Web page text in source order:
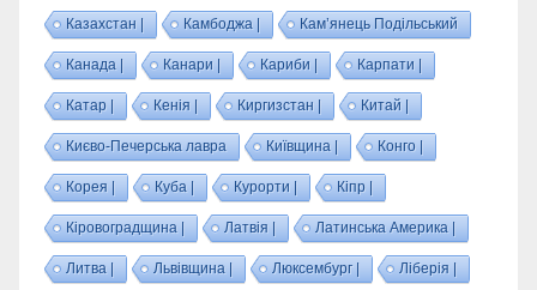
Казахстан | Камбоджа | Кам’янець Подільський
Канада | Канари | Кариби | Карпати |
Катар | Кенія | Киргизстан | Китай |
Києво-Печерська лавра Київщина | Конго |
Корея | Куба | Курорти | Кіпр |
Кіровоградщина | Латвія | Латинська Америка |
Литва | Львівщина | Люксембург | Ліберія |